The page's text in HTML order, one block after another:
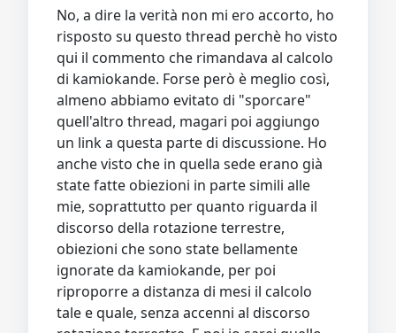
No, a dire la verità non mi ero accorto, ho
risposto su questo thread perchè ho visto
qui il commento che rimandava al calcolo
di kamiokande. Forse però è meglio così,
almeno abbiamo evitato di "sporcare"
quell'altro thread, magari poi aggiungo
un link a questa parte di discussione. Ho
anche visto che in quella sede erano già
state fatte obiezioni in parte simili alle
mie, soprattutto per quanto riguarda il
discorso della rotazione terrestre,
obiezioni che sono state bellamente
ignorate da kamiokande, per poi
riproporre a distanza di mesi il calcolo
tale e quale, senza accenni al discorso